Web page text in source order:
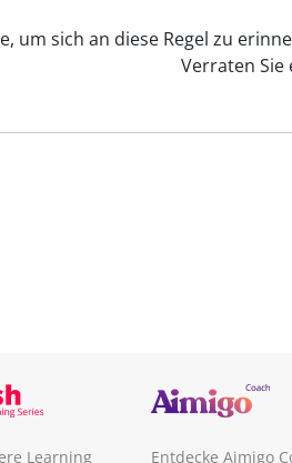
um sich an diese Regel zu
Verraten Sie
Learning
Entdecke Aimigo